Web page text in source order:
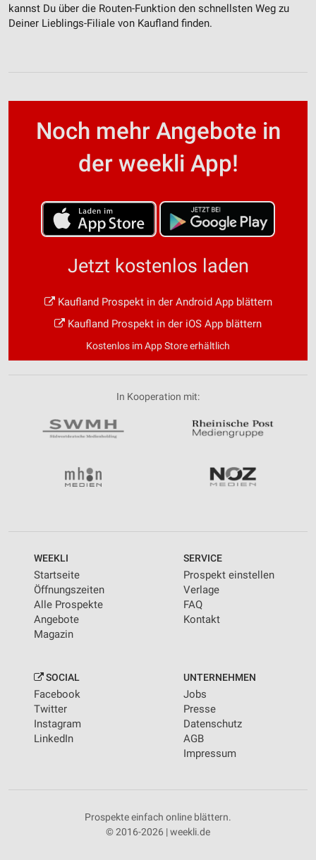
kannst Du über die Routen-Funktion den schnellsten Weg zu
Deiner Lieblings-Filiale von Kaufland finden.
Noch mehr Angebote in
der weekli App!
Jetzt kostenlos laden
Kaufland Prospekt in der Android App blättern
Kaufland Prospekt in der iOS App blättern
Kostenlos im App Store erhältlich
In Kooperation mit:
WEEKLI
Startseite
Öffnungszeiten
Alle Prospekte
Angebote
Magazin
SERVICE
Prospekt einstellen
Verlage
FAQ
Kontakt
SOCIAL
Facebook
Twitter
Instagram
LinkedIn
UNTERNEHMEN
Jobs
Presse
Datenschutz
AGB
Impressum
Prospekte einfach online blättern.
© 2016-2026 | weekli.de